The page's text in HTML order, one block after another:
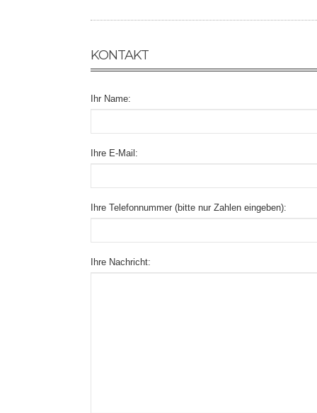
KONTAKT
Ihr Name:
Ihre E-Mail:
Ihre Telefonnummer (bitte nur Zahlen eingeben):
Ihre Nachricht: